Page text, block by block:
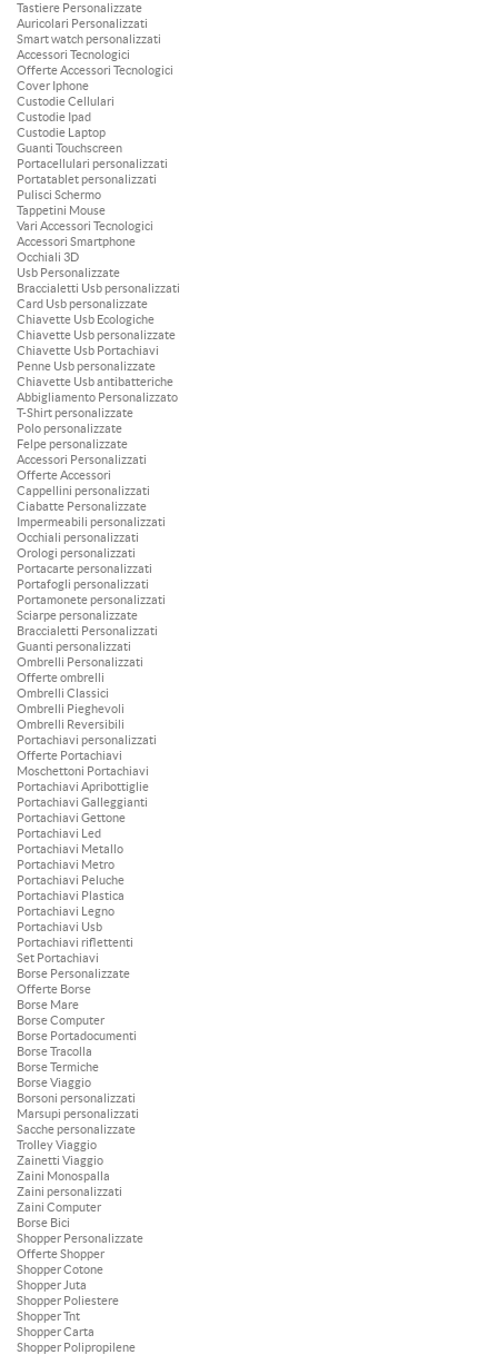
Tastiere Personalizzate
Auricolari Personalizzati
Smart watch personalizzati
Accessori Tecnologici
Offerte Accessori Tecnologici
Cover Iphone
Custodie Cellulari
Custodie Ipad
Custodie Laptop
Guanti Touchscreen
Portacellulari personalizzati
Portatablet personalizzati
Pulisci Schermo
Tappetini Mouse
Vari Accessori Tecnologici
Accessori Smartphone
Occhiali 3D
Usb Personalizzate
Braccialetti Usb personalizzati
Card Usb personalizzate
Chiavette Usb Ecologiche
Chiavette Usb personalizzate
Chiavette Usb Portachiavi
Penne Usb personalizzate
Chiavette Usb antibatteriche
Abbigliamento Personalizzato
T-Shirt personalizzate
Polo personalizzate
Felpe personalizzate
Accessori Personalizzati
Offerte Accessori
Cappellini personalizzati
Ciabatte Personalizzate
Impermeabili personalizzati
Occhiali personalizzati
Orologi personalizzati
Portacarte personalizzati
Portafogli personalizzati
Portamonete personalizzati
Sciarpe personalizzate
Braccialetti Personalizzati
Guanti personalizzati
Ombrelli Personalizzati
Offerte ombrelli
Ombrelli Classici
Ombrelli Pieghevoli
Ombrelli Reversibili
Portachiavi personalizzati
Offerte Portachiavi
Moschettoni Portachiavi
Portachiavi Apribottiglie
Portachiavi Galleggianti
Portachiavi Gettone
Portachiavi Led
Portachiavi Metallo
Portachiavi Metro
Portachiavi Peluche
Portachiavi Plastica
Portachiavi Legno
Portachiavi Usb
Portachiavi riflettenti
Set Portachiavi
Borse Personalizzate
Offerte Borse
Borse Mare
Borse Computer
Borse Portadocumenti
Borse Tracolla
Borse Termiche
Borse Viaggio
Borsoni personalizzati
Marsupi personalizzati
Sacche personalizzate
Trolley Viaggio
Zainetti Viaggio
Zaini Monospalla
Zaini personalizzati
Zaini Computer
Borse Bici
Shopper Personalizzate
Offerte Shopper
Shopper Cotone
Shopper Juta
Shopper Poliestere
Shopper Tnt
Shopper Carta
Shopper Polipropilene